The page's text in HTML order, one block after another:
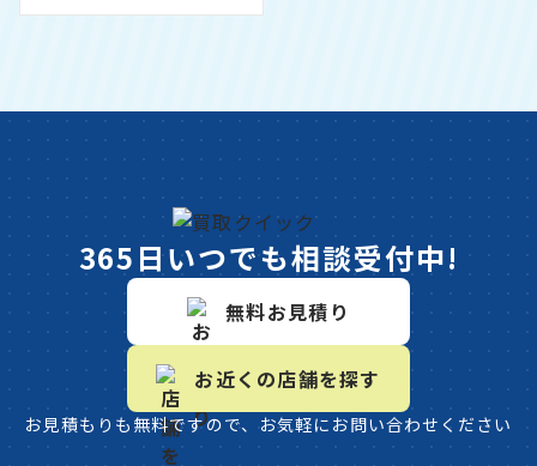
365日いつでも相談受付中!
無料お見積り
お近くの店舗を探す
お見積もりも無料ですので、お気軽にお問い合わせください